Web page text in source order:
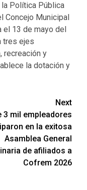
Política Pública
Concejo Municipal
el 13 de mayo del
tres ejes
recreación y
la dotación y
Next
3 mil empleadores
en la exitosa
Asamblea General
de afiliados a
Cofrem 2026